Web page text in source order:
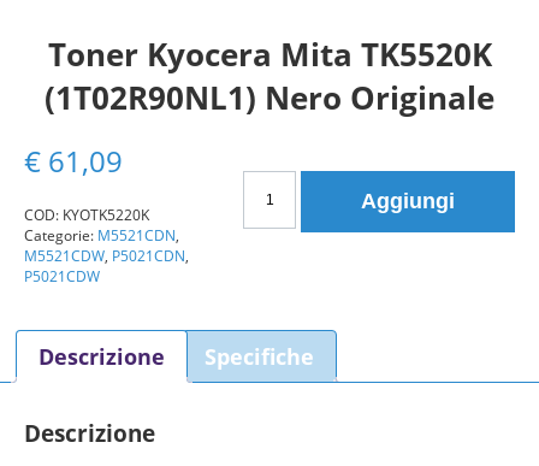
Toner Kyocera Mita TK5520K
(1T02R90NL1) Nero Originale
€ 61,09
Kyocera
Nero
Originale
quantità
Aggiungi
COD: KYOTK5220K
Categorie: M5521CDN,
M5521CDW, P5021CDN,
P5021CDW
Descrizione Specifiche
Descrizione